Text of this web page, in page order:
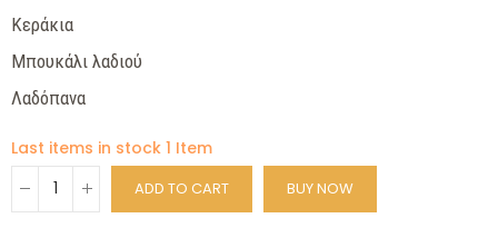
Κεράκια
Μπουκάλι λαδιού
Λαδόπανα
Last items in stock 1 Item
ADD TO CART BUY NOW